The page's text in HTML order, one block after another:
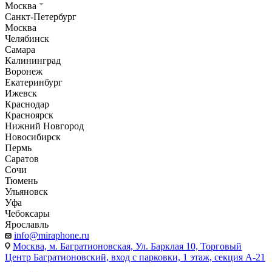
Москва
Санкт-Петербург
Москва
Челябинск
Самара
Калининград
Воронеж
Екатеринбург
Ижевск
Краснодар
Красноярск
Нижний Новгород
Новосибирск
Пермь
Саратов
Сочи
Тюмень
Ульяновск
Уфа
Чебоксары
Ярославль
info@miraphone.ru
Москва, м. Багратионовская, Ул. Барклая 10, Торговый
Центр Багратионовский, вход с парковки, 1 этаж, секция А-21